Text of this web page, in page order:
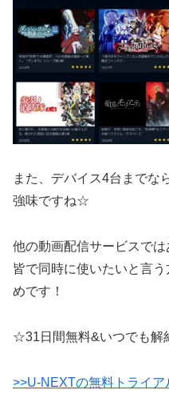
また、デバイス4台までな
強味ですね☆
他の動画配信サービスで
皆で同時に使いたいと言
めです！
☆31日間無料&いつでも
>>U-NEXTの無料トライア